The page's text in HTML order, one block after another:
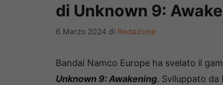
di Unknown 9:
6 Marzo 2024 di Redazione
Bandai Namco Europe ha svelato il
Unknown 9: Awakening. Sviluppato